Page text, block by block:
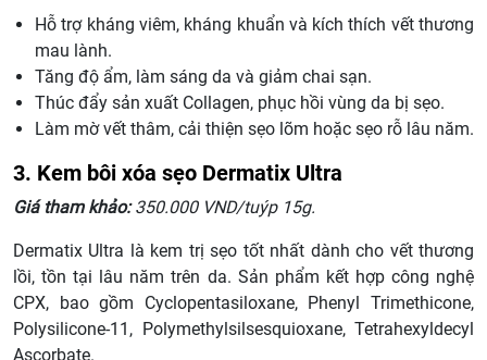
Hỗ trợ kháng viêm, kháng khuẩn và kích thích vết thương
mau lành.
Tăng độ ẩm, làm sáng da và giảm chai sạn.
Thúc đẩy sản xuất Collagen, phục hồi vùng da bị sẹo.
Làm mờ vết thâm, cải thiện sẹo lõm hoặc sẹo rỗ lâu năm.
3. Kem bôi xóa sẹo Dermatix Ultra
Giá tham khảo:350.000 VND/tuýp 15g.
Dermatix Ultra là kem trị sẹo tốt nhất dành cho vết thương
lồi, tồn tại lâu năm trên da. Sản phẩm kết hợp công nghệ
CPX, bao gồm Cyclopentasiloxane, Phenyl Trimethicone,
Polysilicone-11, Polymethylsilsesquioxane, Tetrahexyldecyl
Ascorbate.